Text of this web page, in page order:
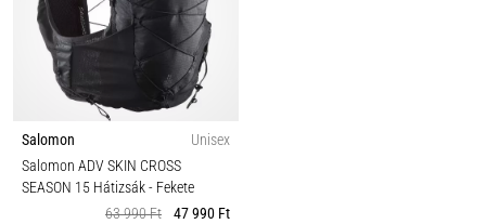
Salomon
Unisex
Salomon ADV SKIN CROSS
SEASON 15 Hátizsák- Fekete
63 990 Ft
47 990 Ft